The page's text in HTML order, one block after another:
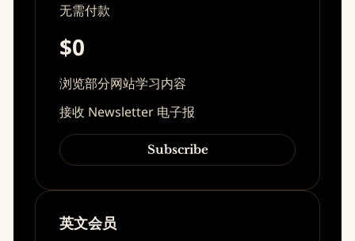
无需付款
$0
浏览部分网站学习内容
接收 Newsletter 电子报
Subscribe
英文会员